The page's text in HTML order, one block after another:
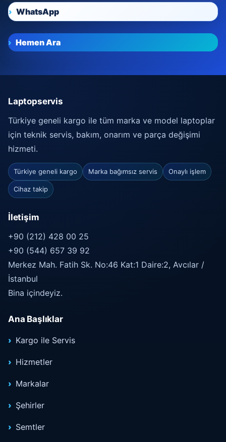
WhatsApp
Hemen Ara
Laptopservis
Türkiye geneli kargo ile tüm marka ve model laptoplar
için teknik servis, bakım, onarım ve parça değişimi
hizmeti.
Türkiye geneli kargo Marka bağımsız servis Onaylı işlem
Cihaz takip
İletişim
+90 (212) 428 00 25
+90 (544) 657 39 92
Merkez Mah. Fatih Sk. No:46 Kat:1 Daire:2, Avcılar /
İstanbul
Bina içindeyiz.
Ana Başlıklar
Kargo ile Servis
Hizmetler
Markalar
Şehirler
Semtler